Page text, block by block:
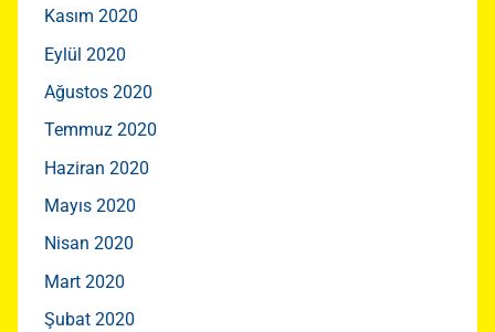
Kasım 2020
Eylül 2020
Ağustos 2020
Temmuz 2020
Haziran 2020
Mayıs 2020
Nisan 2020
Mart 2020
Şubat 2020